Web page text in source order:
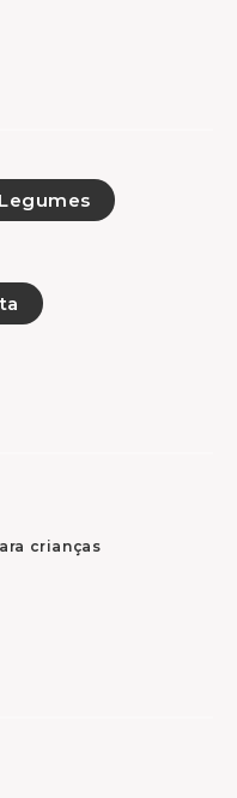
Legumes
crianças